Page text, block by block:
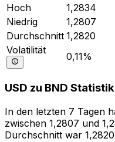
Hoch
1,2834
Niedrig
1,2807
Durchschnitt 1,2820
Volatilität
0,11%
USD zu BND
In den letzten 7 Tagen
zwischen 1,2807 und
Durchschnitt war